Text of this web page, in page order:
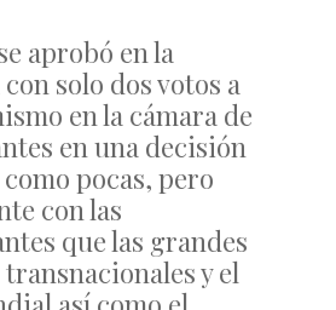
aprobó en la
solo dos votos a
en la cámara de
en una decisión
pocas, pero
con las
que las grandes
y el